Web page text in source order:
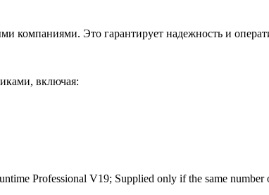
компаниями. Это гарантирует надежность и
включая:
Professional V19; Supplied only if the same